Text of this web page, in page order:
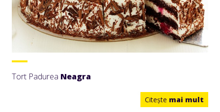
Tort Padurea Neagra
Citeşte mai mult